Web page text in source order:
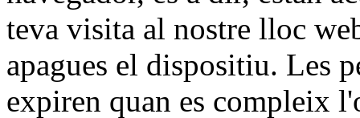
teva visita al nostre lloc
apagues el dispositiu. Les
expiren quan es compleix